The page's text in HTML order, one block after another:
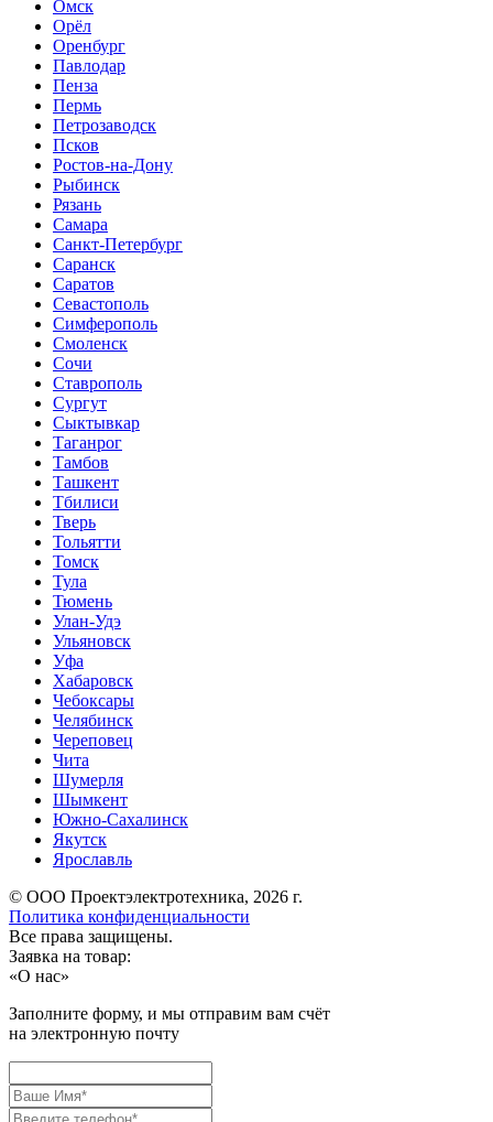
Омск
Орёл
Оренбург
Павлодар
Пенза
Пермь
Петрозаводск
Псков
Ростов-на-Дону
Рыбинск
Рязань
Самара
Санкт-Петербург
Саранск
Саратов
Севастополь
Симферополь
Смоленск
Сочи
Ставрополь
Сургут
Сыктывкар
Таганрог
Тамбов
Ташкент
Тбилиси
Тверь
Тольятти
Томск
Тула
Тюмень
Улан-Удэ
Ульяновск
Уфа
Хабаровск
Чебоксары
Челябинск
Череповец
Чита
Шумерля
Шымкент
Южно-Сахалинск
Якутск
Ярославль
© ООО Проектэлектротехника, 2026 г.
Политика конфиденциальности
Все права защищены.
Заявка на товар:
«О нас»
Заполните форму, и мы отправим вам счёт
на электронную почту